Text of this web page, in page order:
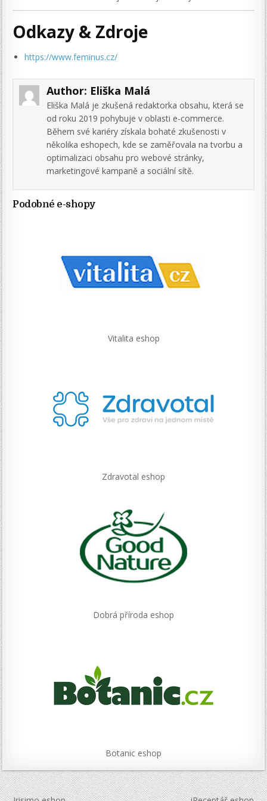
Odkazy & Zdroje
https://www.feminus.cz/
Author: Eliška Malá
Eliška Malá je zkušená redaktorka obsahu, která se
od roku 2019 pohybuje v oblasti e-commerce.
Během své kariéry získala bohaté zkušenosti v
několika eshopech, kde se zaměřovala na tvorbu a
optimalizaci obsahu pro webové stránky,
marketingové kampaně a sociální sítě.
Podobné e-shopy
Vitalita eshop
Zdravotal eshop
Dobrá příroda eshop
Botanic eshop